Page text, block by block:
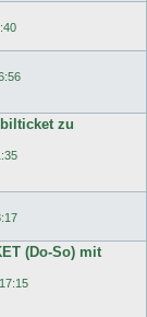
zu
(Do-So) mit